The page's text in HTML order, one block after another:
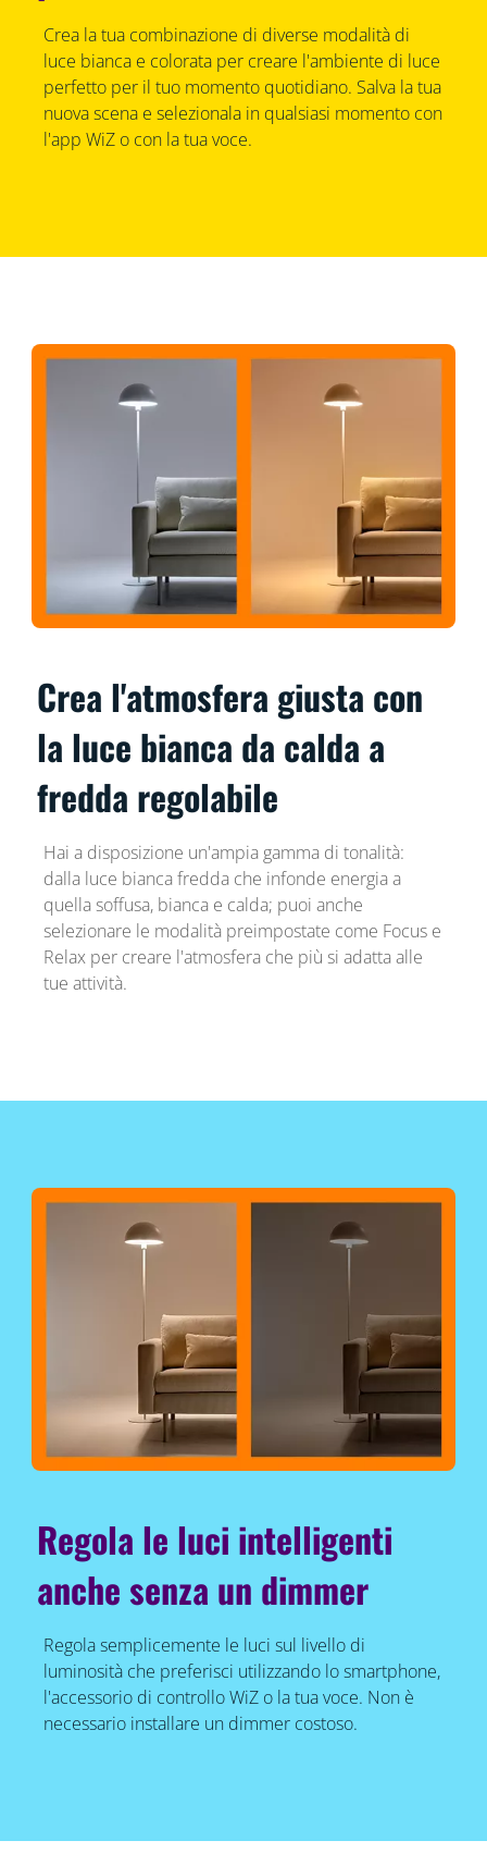
Crea la tua combinazione di diverse modalità di
luce bianca e colorata per creare l'ambiente di luce
perfetto per il tuo momento quotidiano. Salva la tua
nuova scena e selezionala in qualsiasi momento con
l'app WiZ o con la tua voce.
Crea l'atmosfera giusta con
la luce bianca da calda a
fredda regolabile
Hai a disposizione un'ampia gamma di tonalità:
dalla luce bianca fredda che infonde energia a
quella soffusa, bianca e calda; puoi anche
selezionare le modalità preimpostate come Focus e
Relax per creare l'atmosfera che più si adatta alle
tue attività.
Regola le luci intelligenti
anche senza un dimmer
Regola semplicemente le luci sul livello di
luminosità che preferisci utilizzando lo smartphone,
l'accessorio di controllo WiZ o la tua voce. Non è
necessario installare un dimmer costoso.